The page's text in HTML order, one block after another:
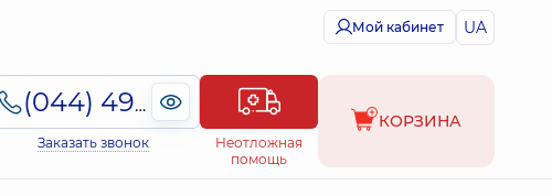
Мой кабинет UA
(044) 495-2-888
Заказать звонок
Неотложная
помощь
КОРЗИНА